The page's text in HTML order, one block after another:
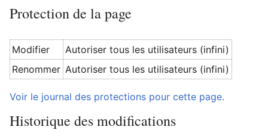
Protection de la page
Modifier
Autoriser tous les utilisateurs (infini)
Renommer Autoriser tous les utilisateurs (infini)
Voir le journal des protections pour cette page.
Historique des modifications